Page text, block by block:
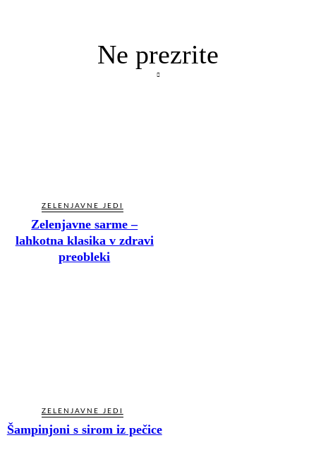
Ne prezrite
ZELENJAVNE JEDI
Zelenjavne sarme –
lahkotna klasika v zdravi
preobleki
ZELENJAVNE JEDI
Šampinjoni s sirom iz pečice